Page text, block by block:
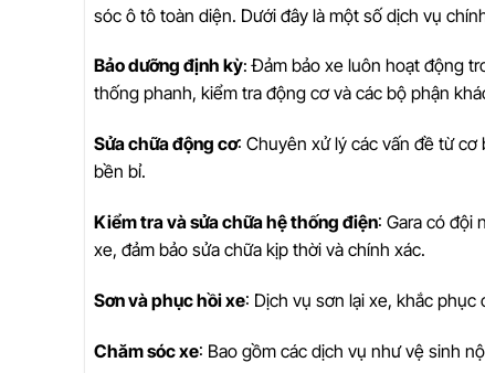
sóc ô tô toàn diện. Dưới đây là một số dịch vụ
Bảo dưỡng định kỳ: Đảm bảo xe luôn hoạt động
thống phanh, kiểm tra động cơ và các bộ phận
Sửa chữa động cơ: Chuyên xử lý các vấn đề từ
bền bỉ.
Kiểm tra và sửa chữa hệ thống điện: Gara có đội
xe, đảm bảo sửa chữa kịp thời và chính xác.
Sơn và phục hồi xe: Dịch vụ sơn lại xe, khắc
Chăm sóc xe: Bao gồm các dịch vụ như vệ sinh